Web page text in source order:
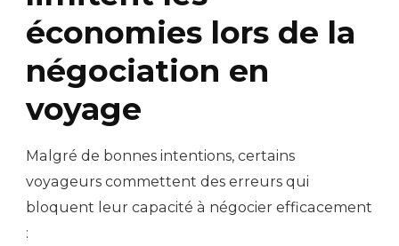
économies lors de la
négociation en
voyage
Malgré de bonnes intentions, certains
voyageurs commettent des erreurs qui
bloquent leur capacité à négocier efficacement
: